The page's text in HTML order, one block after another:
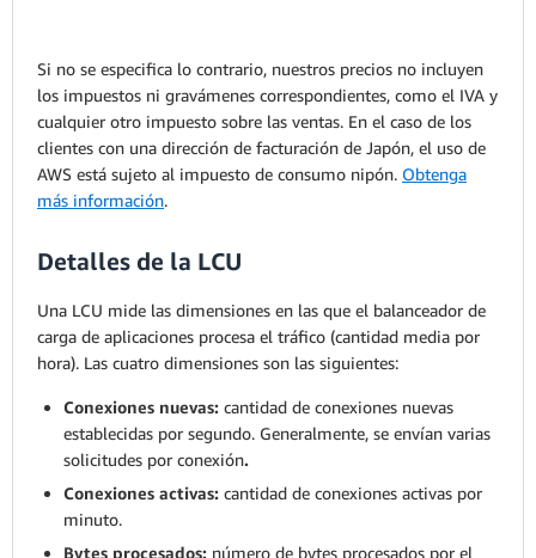
Si no se especifica lo contrario, nuestros precios no incluyen
los impuestos ni gravámenes correspondientes, como el IVA y
cualquier otro impuesto sobre las ventas. En el caso de los
clientes con una dirección de facturación de Japón, el uso de
AWS está sujeto al impuesto de consumo nipón. Obtenga
más información.
Detalles de la LCU
Una LCU mide las dimensiones en las que el balanceador de
carga de aplicaciones procesa el tráfico (cantidad media por
hora). Las cuatro dimensiones son las siguientes:
Conexiones nuevas: cantidad de conexiones nuevas
establecidas por segundo. Generalmente, se envían varias
solicitudes por conexión.
Conexiones activas: cantidad de conexiones activas por
minuto.
Bytes procesados: número de bytes procesados por el